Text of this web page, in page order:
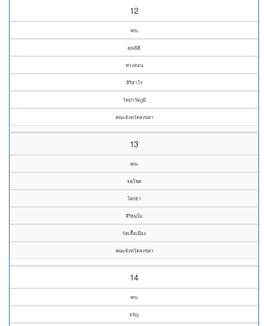
12
พระ
คุณนิธิ
พวงสอน
สิริสาโร
วัดป่ารัตภูมิ
คณะจังหวัดสงขลา
13
พระ
จตุโชค
โครธา
สิริธมฺโม
วัดเสื้อเมือง
คณะจังหวัดสงขลา
14
พระ
จรัญ